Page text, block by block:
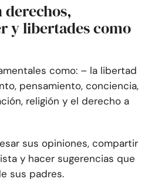
derechos,
y libertades como
como: – la libertad
pensamiento, conciencia,
religión y el derecho a
sus opiniones, compartir
y hacer sugerencias que
sus padres.